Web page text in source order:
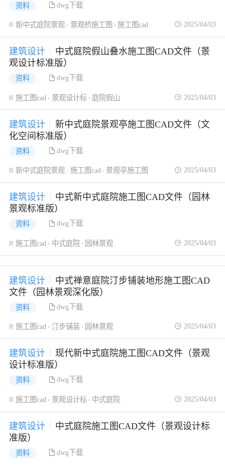
资料 dwg下载
新中式庭院景观 景观桥施工图 施工图cad 2025/04/03
建筑设计
中式庭院假山叠水施工图CAD文件（景
观设计标准版）
资料 dwg下载
施工图cad 景观设计标 庭院假山 2025/04/03
建筑设计
新中式庭院景观亭施工图CAD文件（文
化空间标准版）
资料 dwg下载
新中式庭院景观 施工图cad 景观亭施工图 2025/04/03
建筑设计
中式新中式庭院施工图CAD文件（园林
景观标准版）
资料 dwg下载
施工图cad 中式庭院 园林景观 2025/04/03
建筑设计
中式禅意庭院汀步铺装地形施工图CAD
文件（园林景观深化版）
资料 dwg下载
施工图cad 汀步铺装 园林景观 2025/04/03
建筑设计
现代新中式庭院施工图CAD文件（景观
设计标准版）
资料 dwg下载
施工图cad 景观设计标 中式庭院 2025/04/03
建筑设计
中式庭院施工图CAD文件（景观设计标
准版）
资料 dwg下载